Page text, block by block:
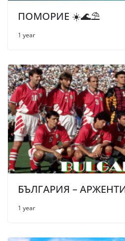
ПОМОРИЕ ☀️🌊⛱
1 year
БЪЛГАРИЯ –
1 year